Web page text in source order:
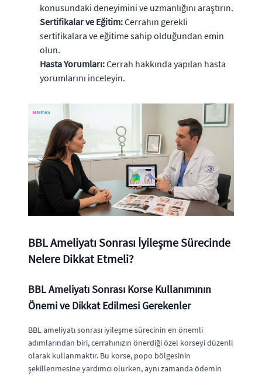
konusundaki deneyimini ve uzmanlığını araştırın.
Sertifikalar ve Eğitim:Cerrahın gerekli
sertifikalara ve eğitime sahip olduğundan emin
olun.
Hasta Yorumları:Cerrah hakkında yapılan hasta
yorumlarını inceleyin.
BBL Ameliyatı Sonrası İyileşme Sürecinde
Nelere Dikkat Etmeli?
BBL Ameliyatı Sonrası Korse Kullanımının
Önemi ve Dikkat Edilmesi Gerekenler
BBL ameliyatı sonrası iyileşme sürecinin en önemli
adımlarından biri, cerrahınızın önerdiği özel korseyi düzenli
olarak kullanmaktır. Bu korse, popo bölgesinin
şekillenmesine yardımcı olurken, aynı zamanda ödemin